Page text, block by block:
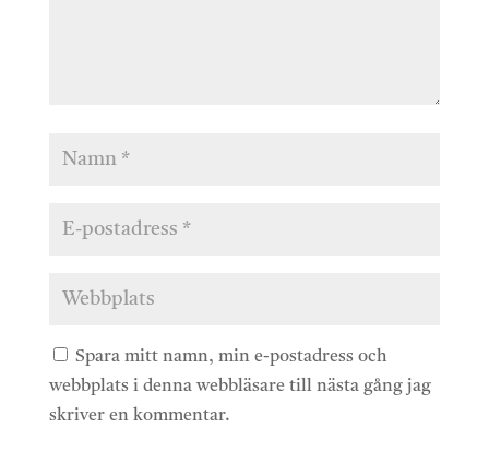
Spara mitt namn, min e-postadress och
webbplats i denna webbläsare till nästa gång jag
skriver en kommentar.